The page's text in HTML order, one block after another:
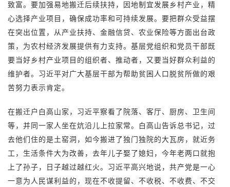
致富。要加强易地搬迁后续扶持，因地制宜发展乡村产业，精
心选择产业项目，确保成功率和可持续发展。要把群众受益摆
在突出位置，从产业扶持、金融信贷、农业保险等方面出台政
策，为农村经济发展提供有力支持。基层党组织和党员干部既
要当好乡村产业项目的组织者、推动者，又要当好群众利益的
维护者。习近平对广大基层干部为帮助贫困人口脱贫所做的艰
苦努力表示肯定。
在搬迁户白高山家，习近平察看了院落、客厅、厨房、卫生间
等，并同一家人坐在炕沿儿上拉家常。白高山告诉总书记，过
去他们住的是土窑洞，如今搬进了独门独院的大瓦房，就近务
工，生活条件大为改善，去年儿子娶了媳妇，今年老两口就抱
上了孙子，日子越过越红火。习近平高兴地说，共产党是一心
一意为人民谋利益的，现在不收提留、不收税、不收费、不交